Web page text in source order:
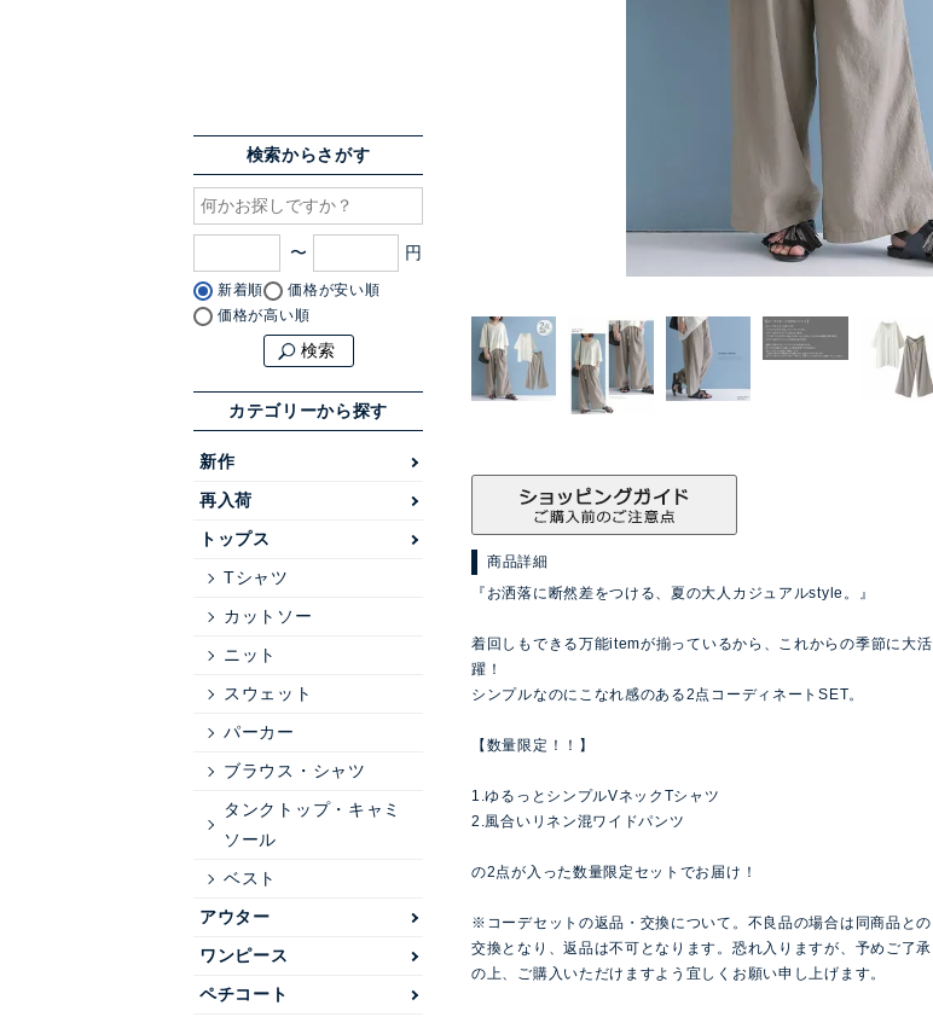
検索からさがす
〜
新着順
価格が安い順
価格が高い順
検索
カテゴリーから探す
新作
再入荷
トップス
Tシャツ
カットソー
ニット
スウェット
パーカー
ブラウス・シャツ
タンクトップ・キャミ
ソール
ベスト
アウター
ワンピース
ペチコート
商品詳細
『お洒落に断然差をつける、夏の大人カジュアルstyle。』
着回しもできる万能itemが揃っているから、これからの季節に大活
躍！
シンプルなのにこなれ感のある2点コーディネートSET。
【数量限定！！】
1.ゆるっとシンプルVネックTシャツ
2.風合いリネン混ワイドパンツ
の2点が入った数量限定セットでお届け！
※コーデセットの返品・交換について。不良品の場合は同商品との
交換となり、返品は不可となります。恐れ入りますが、予めご了承
の上、ご購入いただけますよう宜しくお願い申し上げます。